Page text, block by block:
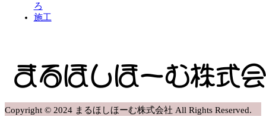
ろ
施工
Copyright © 2024 まるほしほーむ株式会社 All Rights Reserved.